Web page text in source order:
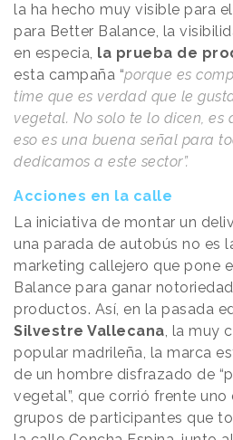
la ha hecho muy visible para
para Better Balance, la
en especia, la prueba de
esta campaña “porque es
time que es verdad que le
vegetal. No solo te lo dicen, es
eso es una buena señal para
dedicamos a este sector”.
Acciones en la calle
La iniciativa de montar un
una parada de autobús no es
marketing callejero que pone
Balance para ganar
productos. Así, en la pasada
Silvestre Vallecana, la muy
popular madrileña, la marca
de un hombre disfrazado de
vegetal”, que corrió frente
grupos de participantes que